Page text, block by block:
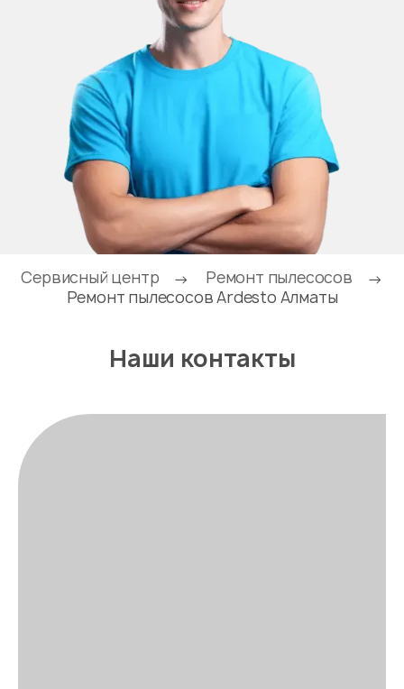
Сервисный центр → Ремонт пылесосов
→
Ремонт пылесосов Ardesto Алматы
Наши контакты